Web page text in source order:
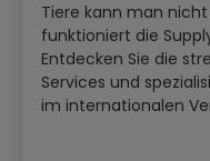
Tiere kann man
funktioniert die
Entdecken Sie die
Services und
im internationalen